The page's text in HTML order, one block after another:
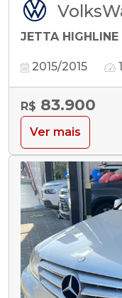
JETTA
2015/2015
R$ 83.900
Ver mais